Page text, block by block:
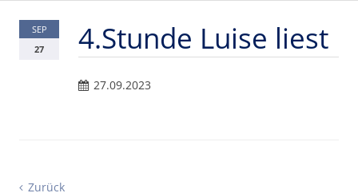
SEP
27
4.Stunde Luise liest
27.09.2023
Zurück